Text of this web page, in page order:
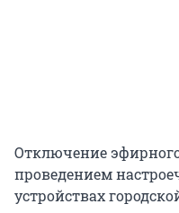
Отключение
проведением
устройствах